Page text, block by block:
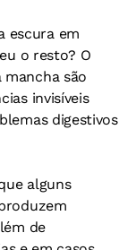
escura em
o resto? O
mancha são
invisíveis
digestivos
alguns
de